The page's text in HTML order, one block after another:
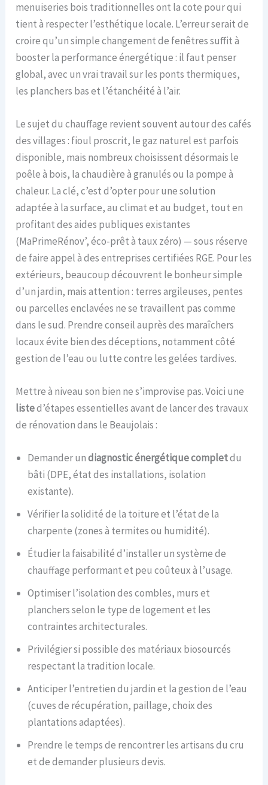
menuiseries bois traditionnelles ont la cote pour qui
tient à respecter l’esthétique locale. L’erreur serait de
croire qu’un simple changement de fenêtres suffit à
booster la performance énergétique : il faut penser
global, avec un vrai travail sur les ponts thermiques,
les planchers bas et l’étanchéité à l’air.
Le sujet du chauffage revient souvent autour des cafés
des villages : fioul proscrit, le gaz naturel est parfois
disponible, mais nombreux choisissent désormais le
poêle à bois, la chaudière à granulés ou la pompe à
chaleur. La clé, c’est d’opter pour une solution
adaptée à la surface, au climat et au budget, tout en
profitant des aides publiques existantes
(MaPrimeRénov’, éco-prêt à taux zéro) — sous réserve
de faire appel à des entreprises certifiées RGE. Pour les
extérieurs, beaucoup découvrent le bonheur simple
d’un jardin, mais attention : terres argileuses, pentes
ou parcelles enclavées ne se travaillent pas comme
dans le sud. Prendre conseil auprès des maraîchers
locaux évite bien des déceptions, notamment côté
gestion de l’eau ou lutte contre les gelées tardives.
Mettre à niveau son bien ne s’improvise pas. Voici une
listed’étapes essentielles avant de lancer des travaux
de rénovation dans le Beaujolais :
Demander undiagnostic énergétique completdu
bâti (DPE, état des installations, isolation
existante).
Vérifier la solidité de la toiture et l’état de la
charpente (zones à termites ou humidité).
Étudier la faisabilité d’installer un système de
chauffage performant et peu coûteux à l’usage.
Optimiser l’isolation des combles, murs et
planchers selon le type de logement et les
contraintes architecturales.
Privilégier si possible des matériaux biosourcés
respectant la tradition locale.
Anticiper l’entretien du jardin et la gestion de l’eau
(cuves de récupération, paillage, choix des
plantations adaptées).
Prendre le temps de rencontrer les artisans du cru
et de demander plusieurs devis.